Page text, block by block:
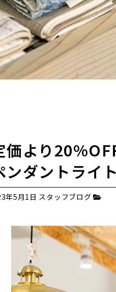
価より
ンダントライ
年5月1日 スタッフブログ